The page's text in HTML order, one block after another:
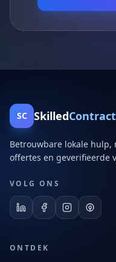
SC Skilled
Betrouwbare lokale
offertes en geverifieerde
VOLG ONS
ONTDEK